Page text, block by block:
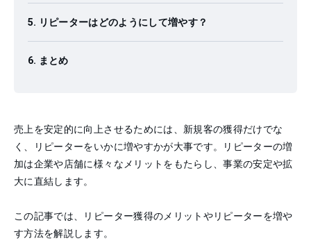
リピーターはどのようにして増やす？
まとめ
売上を安定的に向上させるためには、新規客の獲得だけでな
く、リピーターをいかに増やすかが大事です。リピーターの増
加は企業や店舗に様々なメリットをもたらし、事業の安定や拡
大に直結します。
この記事では、リピーター獲得のメリットやリピーターを増や
す方法を解説します。